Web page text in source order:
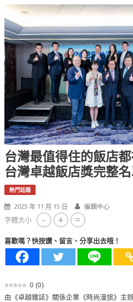
台灣最值得住的飯店
台灣卓越飯店獎完整
熱門話題
2025 年 11 月 15 日 編輯中心
字體大小 - + =
喜歡嗎？快按讚、留言、分享出去哦！
0 (0)
由《卓越雜誌》關係企業《時尚漫旅》主